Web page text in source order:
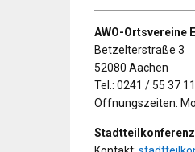
AWO-Ortsvereine
Betzelterstraße 3
52080 Aachen
Tel.: 0241 / 55 37 11
Öffnungszeiten: